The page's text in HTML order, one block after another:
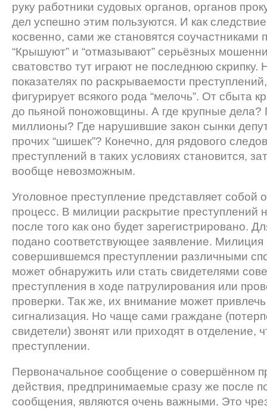
руку работники судовых органов, органов
дел успешно этим пользуются. И как
косвенно, сами же становятся соучастниками
“Крышуют” и “отмазывают” серьёзных
сватовство тут играют не последнюю скрипку.
показателях по раскрываемости
фигурирует всякого рода “мелочь”. От сбыта
до пьяной поножовщины. А где крупные дела?
миллионы? Где нарушившие закон сынки
прочих “шишек”? Конечно, для рядового
преступлений в таких условиях становится,
вообще невозможным.
Уголовное преступление представляет собой
процесс. В милиции раскрытие преступлений
после того как оно будет зарегистрировано.
подано соответствующее заявление. Милиция
совершившемся преступлении различными
может обнаружить или стать свидетелями
преступления в ходе патрулирования или
проверки. Так же, их внимание может
сигнализация. Но чаще сами граждане
свидетели) звонят или приходят в отделение,
преступлении.
Первоначальное сообщение о совершённом
действия, предпринимаемые сразу же после
сообщения, являются очень важными. Это